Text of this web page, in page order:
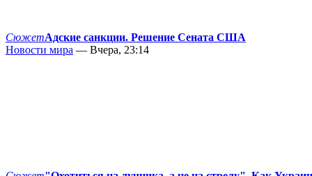
СюжетАдские санкции. Решение Сената США
Новости мира — Вчера, 23:14